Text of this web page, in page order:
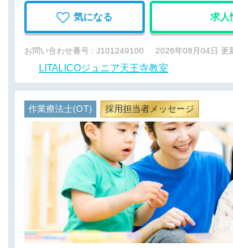
気になる 求人
お問い合わせ番号 : J101249100 2026年08月04日 更
LITALICOジュニア天王寺教室
作業療法士(OT) 採用担当者メッセージ